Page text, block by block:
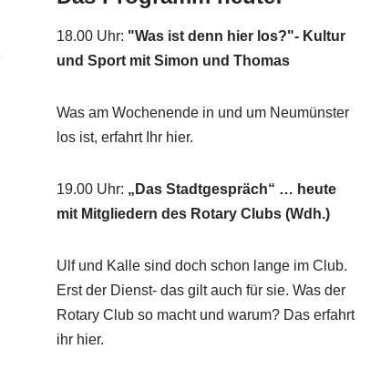
18.00 Uhr: "Was ist denn hier los?"- Kultur
und Sport mit Simon und Thomas
Was am Wochenende in und um Neumünster
los ist, erfahrt Ihr hier.
19.00 Uhr: „Das Stadtgespräch“ … heute
mit Mitgliedern des Rotary Clubs (Wdh.)
Ulf und Kalle sind doch schon lange im Club.
Erst der Dienst- das gilt auch für sie. Was der
Rotary Club so macht und warum? Das erfahrt
ihr hier.